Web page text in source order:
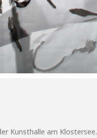
Kunsthalle am Klostersee.